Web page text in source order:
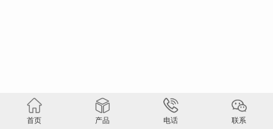
首页 产品 电话 联系